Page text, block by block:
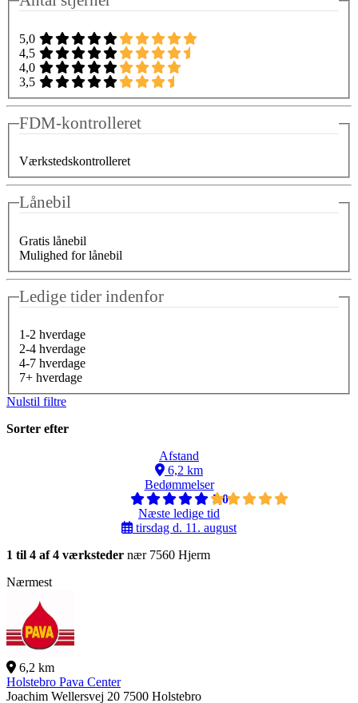
5,0
4,5
4,0
3,5
FDM-kontrolleret
Værkstedskontrolleret
Lånebil
Gratis lånebil
Mulighed for lånebil
Ledige tider indenfor
1-2 hverdage
2-4 hverdage
4-7 hverdage
7+ hverdage
Nulstil filtre
Sorter efter
Afstand
6,2 km
Bedømmelser
5,0
Næste ledige tid
tirsdag d. 11. august
1 til 4 af 4 værksteder nær 7560 Hjerm
Nærmest
6,2 km
Holstebro Pava Center
Joachim Wellersvej 20 7500 Holstebro